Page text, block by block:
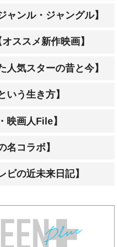
ンル・ジャングル】
ススメ新作映画】
人気スターの昔と今】
いう生き方】
映画人File】
名コラボ】
ビの近未来日記】